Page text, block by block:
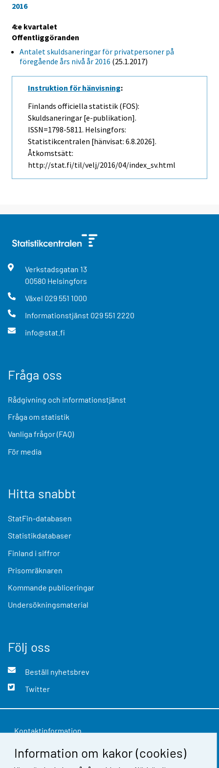
Information om kakor (cookies)
2016
4:e kvartalet
Offentliggöranden
Antalet skuldsaneringar för privatpersoner på
föregående års nivå år 2016 (25.1.2017)
Instruktion för hänvisning:
Finlands officiella statistik (FOS):
Skuldsaneringar [e-publikation].
ISSN=1798-5811. Helsingfors:
Statistikcentralen [hänvisat: 6.8.2026].
Åtkomstsätt:
http://stat.fi/til/velj/2016/04/index_sv.html
Verkstadsgatan 13
00580 Helsingfors
Växel 029 551 1000
Informationstjänst 029 551 2220
info@stat.fi
Fråga oss
Rådgivning och informationstjänst
Fråga om statistik
Vanliga frågor (FAQ)
För media
Hitta snabbt
StatFin-databasen
Statistikdatabaser
Finland i siffror
Prisomräknaren
Kommande publiceringar
Undersökningsmaterial
Följ oss
Beställ nyhetsbrev
Twitter
Kontaktinformation
Respons